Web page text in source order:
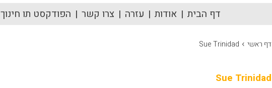
דף הבית אודות עזרה צרו קשר הפודקסט תו חינוך
דף ראשי ›
Sue Trinidad
Sue Trinidad